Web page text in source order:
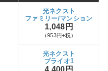
光ネクスト
ファミリー/マンション
1,048円
（953円+税）
光ネクスト
プライオ1